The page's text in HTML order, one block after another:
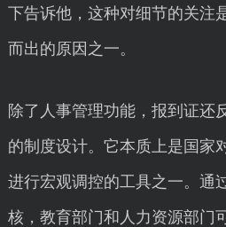
下告诉他，这种对细节的关注
而出的原因之一。
除了人事管理功能，报到证还
的制度设计。它本质上是国家
进行宏观调控的工具之一。通
核，教育部门和人力资源部门